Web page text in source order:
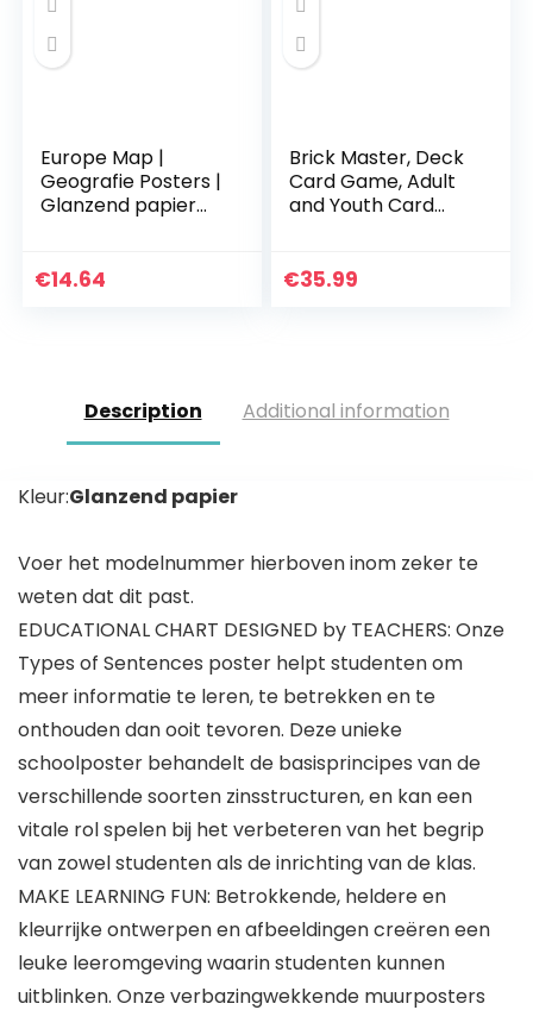
Europe Map |
Geografie Posters |
Glanzend papier
Geografie
€14.64
Brick Master, Deck
Card Game, Adult
and Youth Card
Kids Board Game,
€35.99
Description Additional information
Kleur:Glanzend papier
Voer het modelnummer hierboven inom zeker te
weten dat dit past.
EDUCATIONAL CHART DESIGNED by TEACHERS: Onze
Types of Sentences poster helpt studenten om
meer informatie te leren, te betrekken en te
onthouden dan ooit tevoren. Deze unieke
schoolposter behandelt de basisprincipes van de
verschillende soorten zinsstructuren, en kan een
vitale rol spelen bij het verbeteren van het begrip
van zowel studenten als de inrichting van de klas.
MAKE LEARNING FUN: Betrokkende, heldere en
kleurrijke ontwerpen en afbeeldingen creëren een
leuke leeromgeving waarin studenten kunnen
uitblinken. Onze verbazingwekkende muurposters